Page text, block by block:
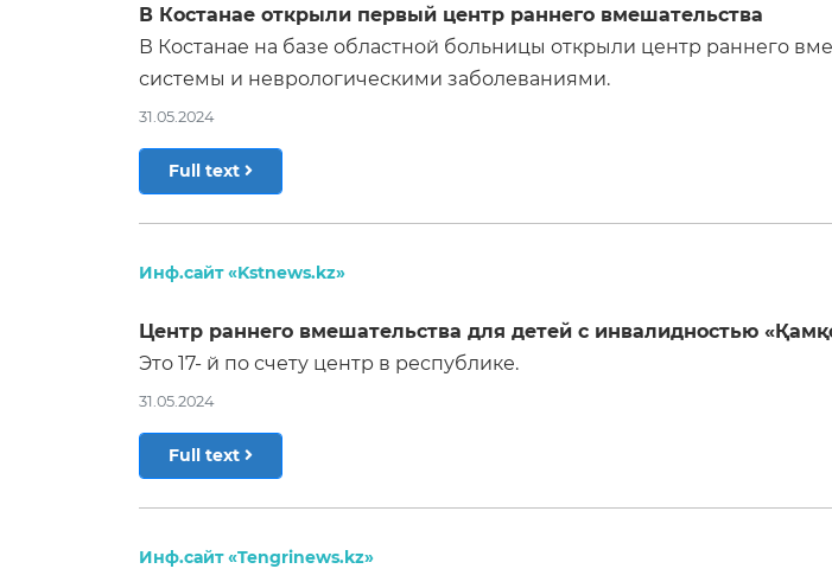
В Костанае открыли первый центр раннего вмешательства
В Костанае на базе областной больницы открыли центр раннего
системы и неврологическими заболеваниями.
31.05.2024
Full text
Инф.сайт «Kstnews.kz»
Центр раннего вмешательства для детей с инвалидностью
Это 17- й по счету центр в республике.
31.05.2024
Full text
Инф.сайт «Tengrinews.kz»